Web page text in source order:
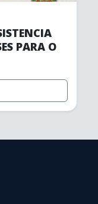
PARA O